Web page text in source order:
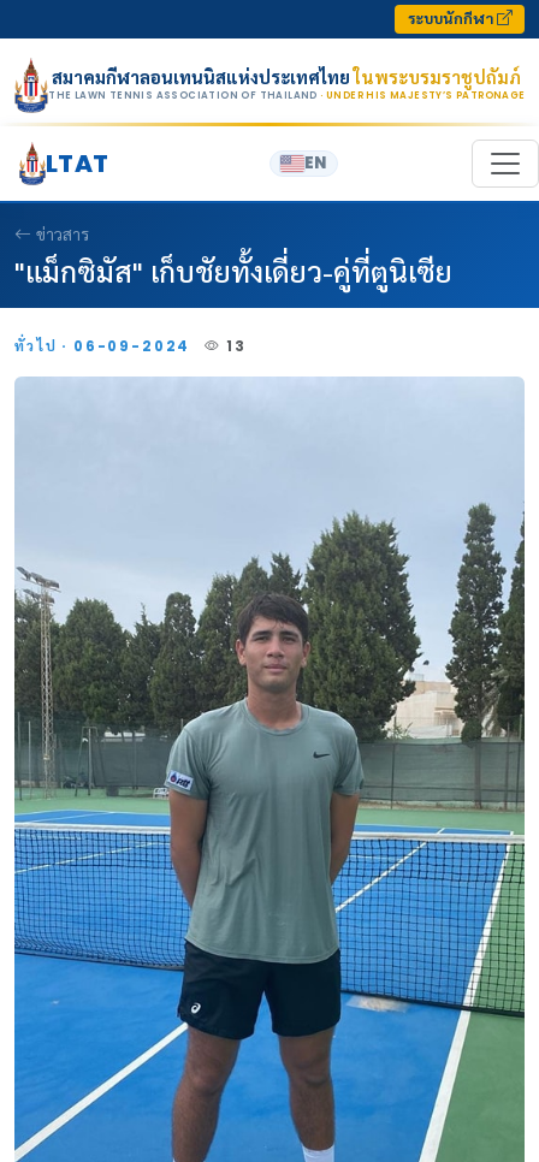
ระบบนักกีฬา
สมาคมกีฬาลอนเทนนิสแห่งประเทศไทยในพระบรมราชูปถัมภ์
THE LAWN TENNIS ASSOCIATION OF THAILAND · UNDER HIS MAJESTY’S PATRONAGE
LTAT EN
ข่าวสาร
"แม็กซิมัส" เก็บชัยทั้งเดี่ยว-คู่ที่ตูนิเซีย
ทั่วไป · 06-09-2024 13